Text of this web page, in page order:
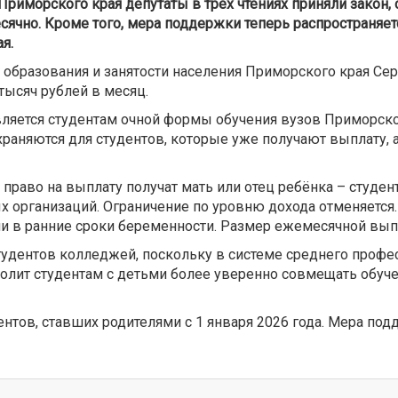
края депутаты в трёх чтениях приняли
Кроме того, мера поддержки теперь
и занятости населения Приморского края
рублей в месяц.
студентам очной формы обучения вузов
для студентов, которые уже получают выплату,
на выплату получат мать или отец ребёнка –
организаций. Ограничение по уровню дохода
в ранние сроки беременности. Размер ежемесячной
колледжей, поскольку в системе среднего
студентам с детьми более уверенно совмещать
ставших родителями с 1 января 2026 года. Мера